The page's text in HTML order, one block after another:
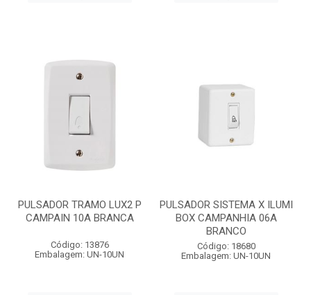
PULSADOR TRAMO LUX2 P
CAMPAIN 10A BRANCA
Código: 13876
Embalagem: UN-10UN
PULSADOR SISTEMA X ILUMI
BOX CAMPANHIA 06A
BRANCO
Código: 18680
Embalagem: UN-10UN